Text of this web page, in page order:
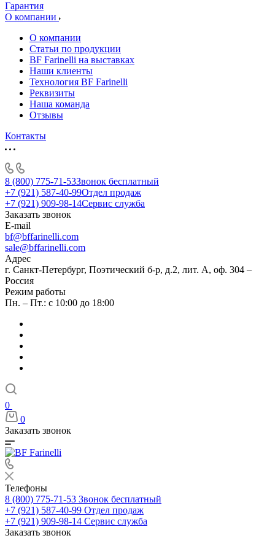
Гарантия
О компании
О компании
Статьи по продукции
BF Farinelli на выставках
Наши клиенты
Технология BF Farinelli
Реквизиты
Наша команда
Отзывы
Контакты
8 (800) 775-71-53Звонок бесплатный
+7 (921) 587-40-99Отдел продаж
+7 (921) 909-98-14Сервис служба
Заказать звонок
E-mail
bf@bffarinelli.com
sale@bffarinelli.com
Адрес
г. Санкт-Петербург, Поэтический б-р, д.2, лит. А, оф. 304 –
Россия
Режим работы
Пн. – Пт.: с 10:00 до 18:00
0
0
Заказать звонок
Телефоны
8 (800) 775-71-53 Звонок бесплатный
+7 (921) 587-40-99 Отдел продаж
+7 (921) 909-98-14 Сервис служба
Заказать звонок